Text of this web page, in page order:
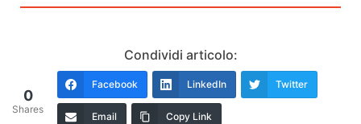
Condividi articolo:
0
Shares
Facebook LinkedIn Twitter
Email Copy Link